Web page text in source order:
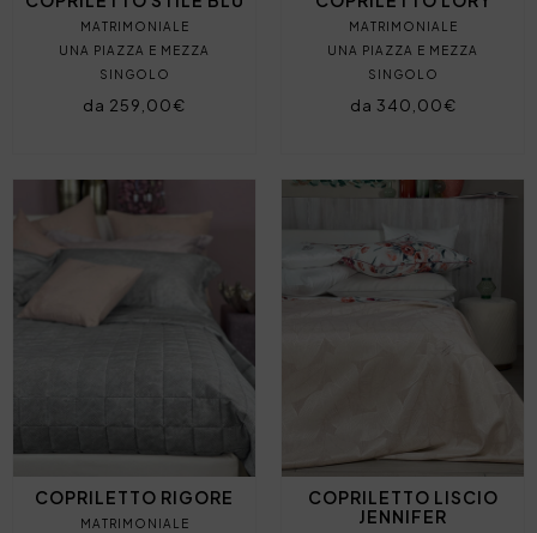
MATRIMONIALE
UNA PIAZZA E MEZZA
SINGOLO
da 259,00€
MATRIMONIALE
UNA PIAZZA E MEZZA
SINGOLO
da 340,00€
COPRILETTO RIGORE
MATRIMONIALE
COPRILETTO LISCIO
JENNIFER